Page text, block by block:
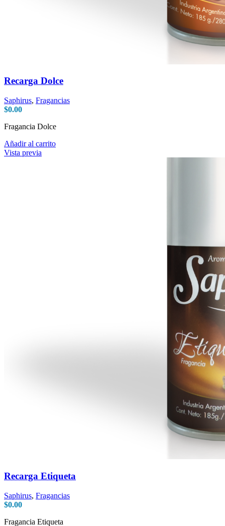
Recarga Dolce
Saphirus, Fragancias
$0.00
Fragancia Dolce
Añadir al carrito
Vista previa
Recarga Etiqueta
Saphirus, Fragancias
$0.00
Fragancia Etiqueta